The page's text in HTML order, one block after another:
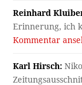
Reinhard
Erinnerung, ich
Kommentar
Karl Hirsch: